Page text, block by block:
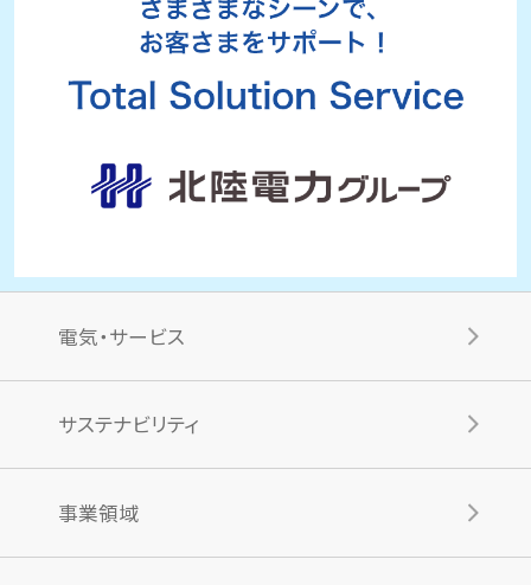
電気・サービス
サステナビリティ
事業領域